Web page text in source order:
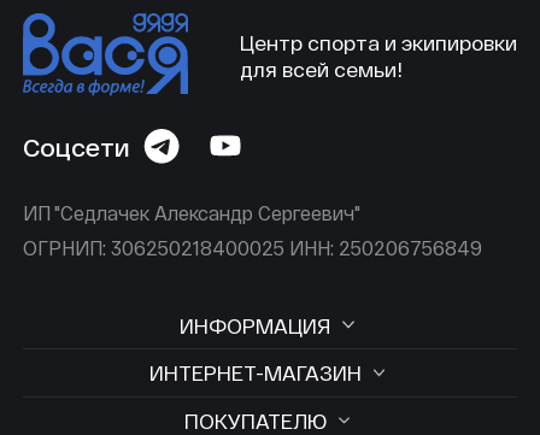
Центр спорта и экипировки
для всей семьи!
ИП "Седлачек Александр Сергеевич"
ОГРНИП: 306250218400025 ИНН: 250206756849
Соцсети
ИНФОРМАЦИЯ
ИНТЕРНЕТ-МАГАЗИН
ПОКУПАТЕЛЮ